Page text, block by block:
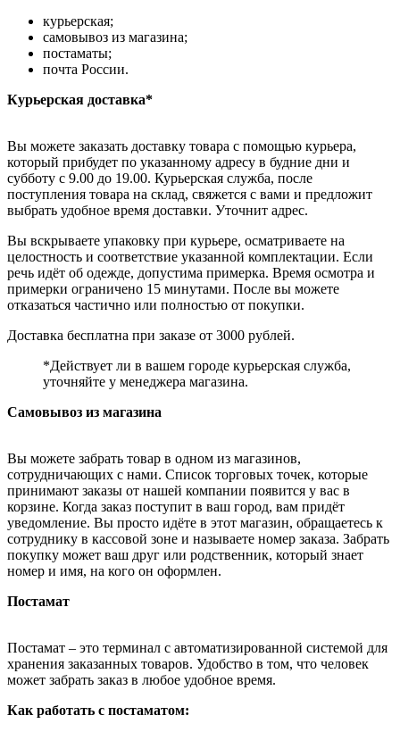
курьерская;
самовывоз из магазина;
постаматы;
почта России.
Курьерская доставка*
Вы можете заказать доставку товара с помощью курьера,
который прибудет по указанному адресу в будние дни и
субботу с 9.00 до 19.00. Курьерская служба, после
поступления товара на склад, свяжется с вами и предложит
выбрать удобное время доставки. Уточнит адрес.
Вы вскрываете упаковку при курьере, осматриваете на
целостность и соответствие указанной комплектации. Если
речь идёт об одежде, допустима примерка. Время осмотра и
примерки ограничено 15 минутами. После вы можете
отказаться частично или полностью от покупки.
Доставка бесплатна при заказе от 3000 рублей.
*Действует ли в вашем городе курьерская служба,
уточняйте у менеджера магазина.
Самовывоз из магазина
Вы можете забрать товар в одном из магазинов,
сотрудничающих с нами. Список торговых точек, которые
принимают заказы от нашей компании появится у вас в
корзине. Когда заказ поступит в ваш город, вам придёт
уведомление. Вы просто идёте в этот магазин, обращаетесь к
сотруднику в кассовой зоне и называете номер заказа. Забрать
покупку может ваш друг или родственник, который знает
номер и имя, на кого он оформлен.
Постамат
Постамат – это терминал с автоматизированной системой для
хранения заказанных товаров. Удобство в том, что человек
может забрать заказ в любое удобное время.
Как работать с постаматом: